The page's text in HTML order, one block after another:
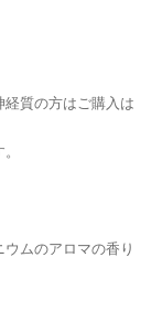
質の方はご購入は
ムのアロマの香り